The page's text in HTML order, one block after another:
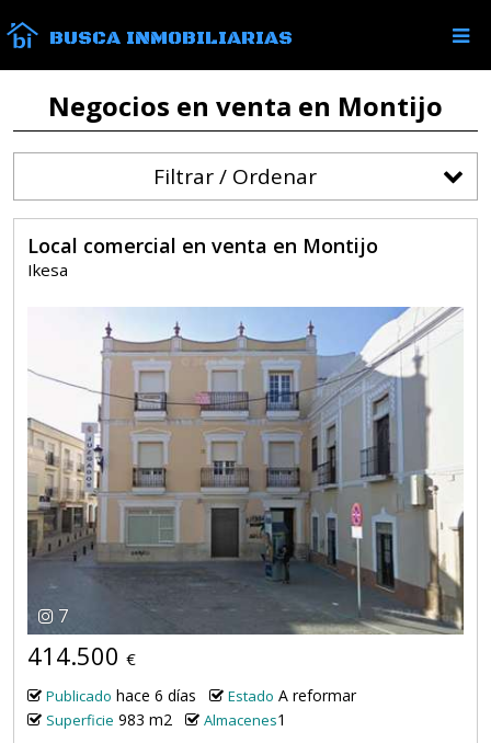
BUSCA INMOBILIARIAS
Negocios en venta en Montijo
Filtrar / Ordenar
Local comercial en venta en Montijo
Ikesa
7
414.500 €
Publicado hace 6 días Estado A reformar
Superficie 983 m2 Almacenes1